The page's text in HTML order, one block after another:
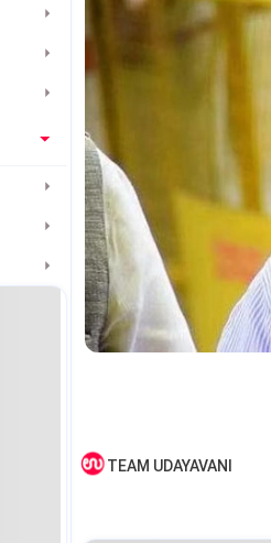
TEAM UDAYAVANI